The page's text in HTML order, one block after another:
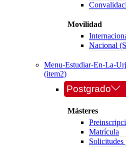
Movilidad
Nacional
Menu-Estudiar-En-La-
(item2)
Postgrado
Másteres
Matrícula